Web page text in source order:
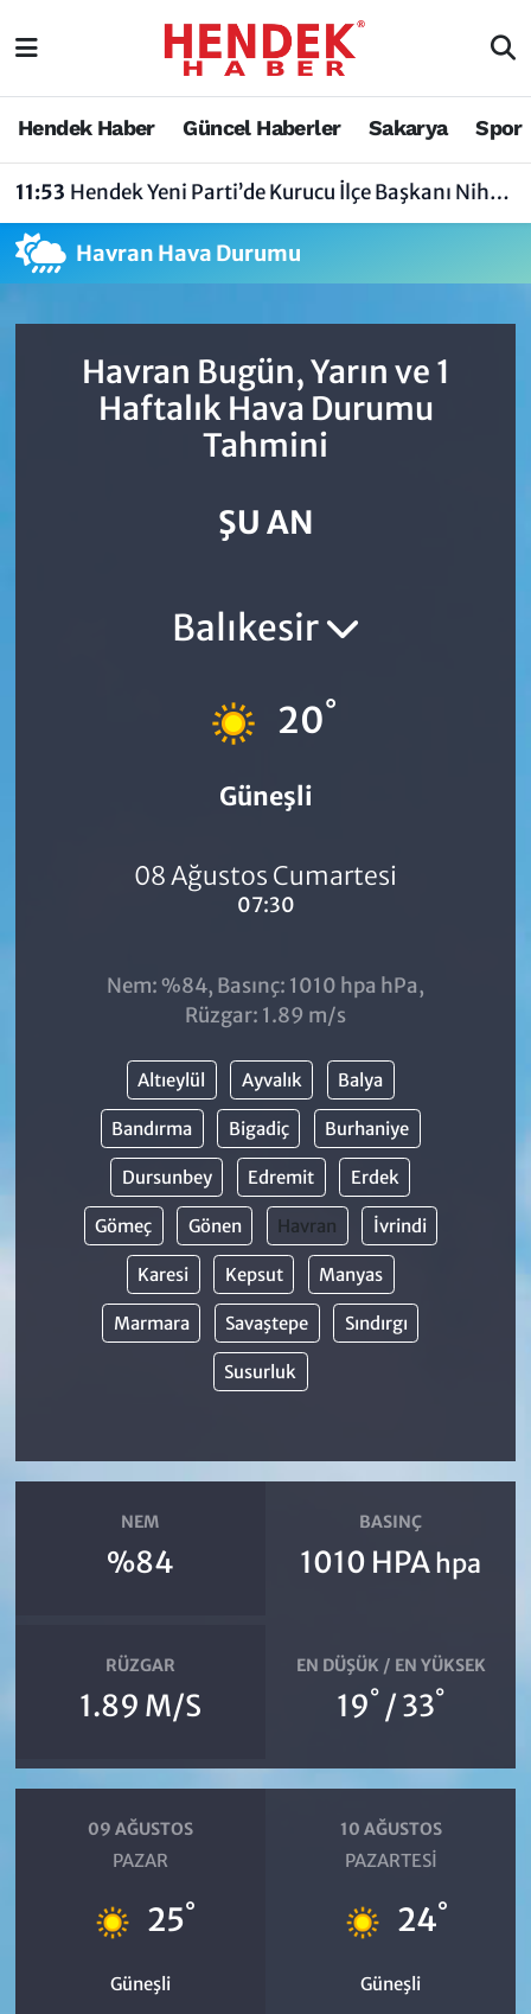
Hendek Haber Güncel Haberler Sakarya Spor
11:53 Hendek Yeni Parti’de Kurucu İlçe Başkanı Nihat Bayraktar Oldu
Havran Hava Durumu
Havran Bugün, Yarın ve 1
Haftalık Hava Durumu
Tahmini
ŞU AN
Balıkesir
20°
Güneşli
08 Ağustos Cumartesi
07:30
Nem: %84, Basınç: 1010 hpa hPa,
Rüzgar: 1.89 m/s
Altıeylül Ayvalık Balya
Bandırma Bigadiç Burhaniye
Dursunbey Edremit Erdek
Gömeç Gönen Havran İvrindi
Karesi Kepsut Manyas
Marmara Savaştepe Sındırgı
Susurluk
NEM
%84
BASINÇ
1010 HPA hpa
RÜZGAR
1.89 M/S
EN DÜŞÜK / EN YÜKSEK
19° / 33°
09 AĞUSTOS
PAZAR
25°
Güneşli
10 AĞUSTOS
PAZARTESI
24°
Güneşli
Hendek Haber
Nöbetçi Eczaneler
Vefat Edenler
Hendek Haber
Hakkında
Hendek Haber Reklam Servisi
Sakarya Nöbetçi Eczaneler
Sakarya Trafik Yoğunluk Haritası
Tüm Manşetler
Son Dakika Haberleri